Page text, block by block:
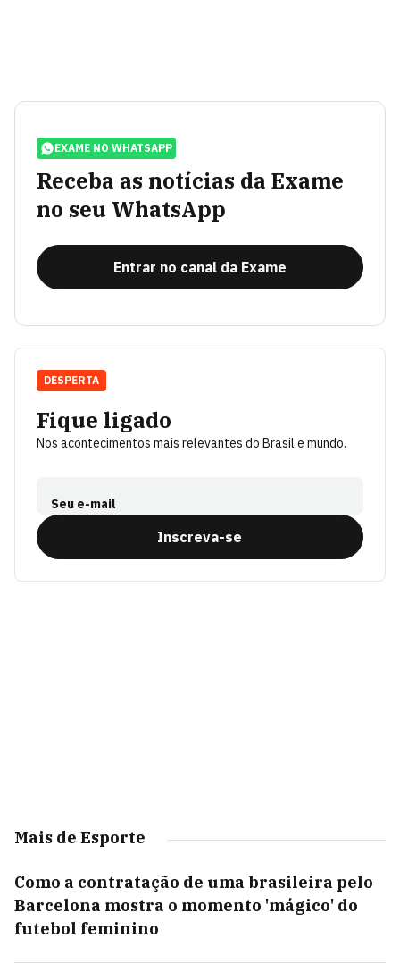
EXAME NO WHATSAPP
Receba as notícias da Exame
no seu WhatsApp
Entrar no canal da Exame
Fique ligado
Nos acontecimentos mais relevantes do Brasil e mundo.
Seu e-mail
Inscreva-se
DESPERTA
Mais de Esporte
Como a contratação de uma brasileira pelo
Barcelona mostra o momento 'mágico' do
futebol feminino